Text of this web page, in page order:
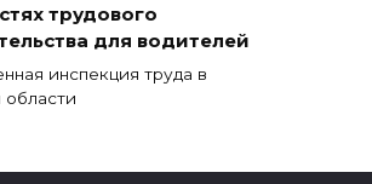
трудового
для водителей
инспекция труда в
области